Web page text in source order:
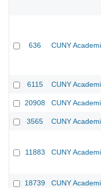
636 CUNY
6115 CUNY
20908 CUNY
3565 CUNY
11883 CUNY
18739 CUNY